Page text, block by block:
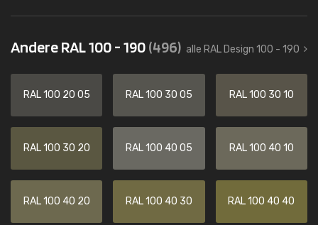
Andere RAL 100 - 190(496) alle RAL Design 100 - 190
RAL 100 20 05 RAL 100 30 05 RAL 100 30 10
RAL 100 30 20 RAL 100 40 05 RAL 100 40 10
RAL 100 40 20 RAL 100 40 30 RAL 100 40 40